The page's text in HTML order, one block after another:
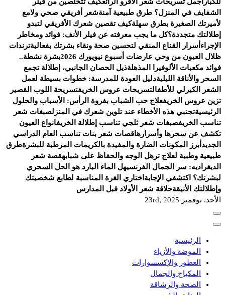
الشفايف في المنزل؟ طرق طبيعية آمنةشعر أفريقي صحي ولامع
لأميرتك الصغيرة بطرق سهلةكيف تقصين شعرك الأفريقي لتبدو
إطلالتك متجددة؟كل ما يجب معرفته عن فيلر الأنف: فوائد ومخاطر
الإجراء أسرار القناع المنقي لتحسين صحة ونقاء بشرتك بفعاليةترندات
ظلال العيون من وحي عارضات أسبوع نيويورك 2026
بشرة نشطة..
فوائد مكعبات الألوفيرا المذهلةذيل الحصان الجانبي، إطلالة تجمع
السحر والأناقة الليليةدليل العودة للمدرسة: خطوات بسيطة لعمل
الشعر الكيرلي للأطفالتسريحات عروس الخريفتسريحة اللوب القصير
تزين عروس الخريفعلاج حب الشباب بفروة الرأس: الأسباب والحلول
الرئيسيةتجنبي هذه الأخطاء عند تلوين شعرك في المنزلصبغات شعر
تناسب الخريفصبغات شعر ثلجي تناسب إطلالة الخريفانواع العيون
تكشف عن سحرها وأسرارهاقصات شعر بنات تناسب العام الدراسي
الجديد أبرز المكونات الضارة والمفيدة بالكريمات المرطبة للبشرةطرق
طبيعية وطبية لعلاج ترهل الوجه والحفاظ على شبابهقصة شعر
الديغراديه: سر الجمال الفرنسيهل الماء البارد هو الحل السحري
لبشرتك؟ اكتشفي الإجابة اختاري الغرة المناسبة لطابع شخصيتك
وإطلالتك الأنيقةحلاقة شعر الأولاد قبل المدارس
الأحد. نوفمبر 23rd, 2025
الرئيسية
الموضة والأزياء
العطور والإكسسوارات
المكياج والجمال
الصحة والرشاقة